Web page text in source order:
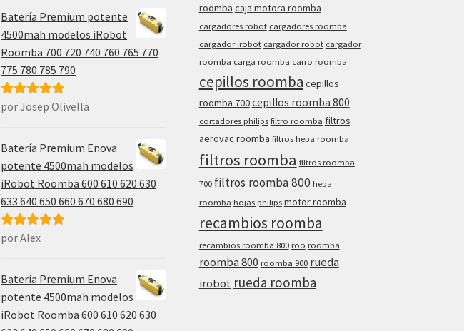
Batería Premium potente
4500mah modelos iRobot
Roomba 700 720 740 760 765 770
775 780 785 790
Valorado con
por Josep Olivella
Batería Premium Enova
potente 4500mah modelos
iRobot Roomba 600 610 620 630
633 640 650 660 670 680 690
Valorado con
por Alex
Batería Premium Enova
potente 4500mah modelos
iRobot Roomba 600 610 620 630
roomba caja motora roomba
cargadores robot cargadores roomba
cargador irobot cargador robot cargador
roomba carga roomba carro roomba
cepillos roomba cepillos
roomba 700cepillos roomba 800
cortadores philips filtro roomba filtros
aerovac roomba filtros hepa roomba
filtros roomba filtros roomba
700 filtros roomba 800 hepa
roomba hojas philips motor roomba
recambios roomba
recambios roomba 800 roo roomba
roomba 800 roomba 900 rueda
irobot rueda roomba